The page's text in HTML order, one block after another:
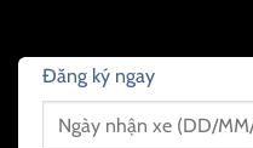
Đăng ký ngay